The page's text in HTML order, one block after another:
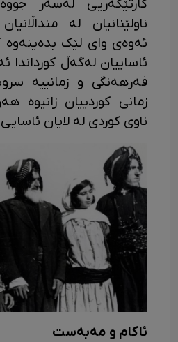
کارتێکەریی لەسەر
ناولێنانیان لە
ئەوەی وای لێک بدەینەوە
ئاساییان لەگەڵ کورداندا
فەرهەنگی و زمانییە
زمانی کوردییان زانیوە
ناوی کوردی لە لایان
ئاکام و مەبەست